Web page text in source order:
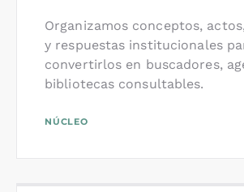
Organizamos conceptos,
y respuestas institucionales
convertirlos en buscadores,
bibliotecas consultables.
NÚCLEO